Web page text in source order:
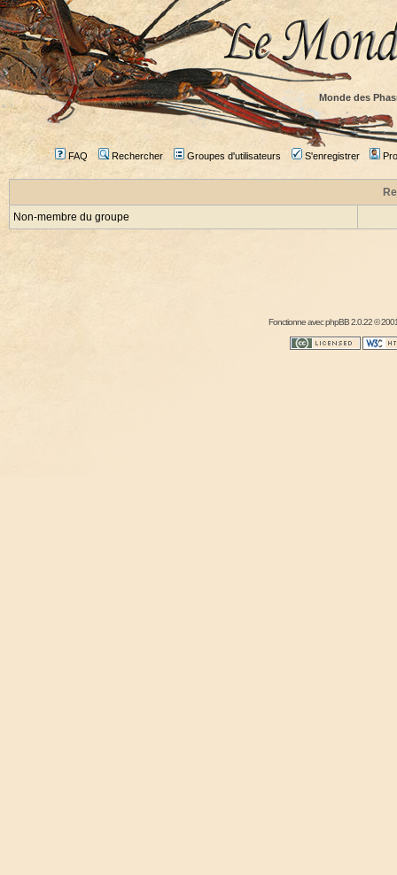
Monde des
FAQ Rechercher Groupes d'utilisateurs S'enregistrer
Non-membre du groupe
Fonctionne avecphpBB2.0.22 ©